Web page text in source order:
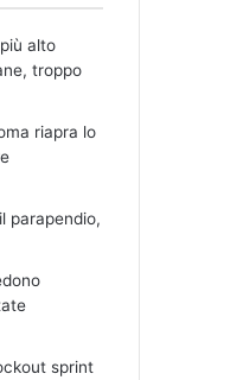
alto
troppo
riapra lo
parapendio,
sprint